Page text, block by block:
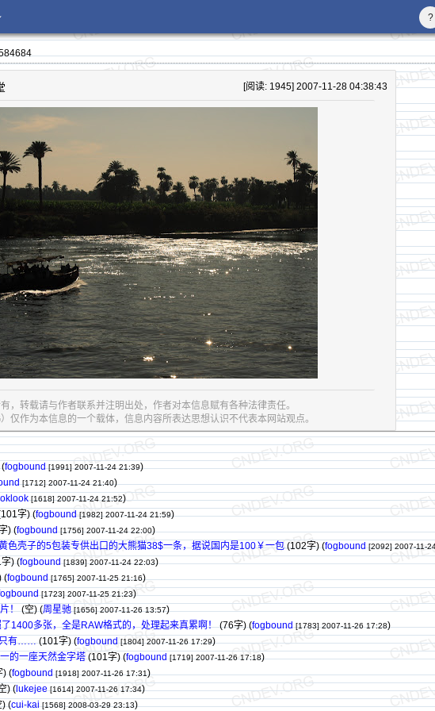
?
[阅读: 1945] 2007-11-28 04:38:43
，转载请与作者联系并注明出处，作者对本信息赋有各种法律责任。
仅作为本信息的一个载体，信息内容所表达思想认识不代表本网站观点。
(fogbound [1991] 2007-11-24 21:39)
[1712] 2007-11-24 21:40)
[1618] 2007-11-24 21:52)
字)(fogbound [1982] 2007-11-24 21:59)
)(fogbound [1756] 2007-11-24 22:00)
色壳子的5包装专供出口的大熊猫38$一条，据说国内是100￥一包 (102字)(fogbound [2092] 2007-11-
)(fogbound [1839] 2007-11-24 22:03)
(fogbound [1765] 2007-11-25 21:16)
[1723] 2007-11-25 21:23)
！(空) (周星驰 [1656] 2007-11-26 13:57)
1400多张，全是RAW格式的，处理起来真累啊！ (76字)(fogbound [1783] 2007-11-26 17:28)
只有…… (101字)(fogbound [1804] 2007-11-26 17:29)
的一座天然金字塔 (101字)(fogbound [1719] 2007-11-26 17:18)
)(fogbound [1918] 2007-11-26 17:31)
) (lukejee [1614] 2007-11-26 17:34)
(cui-kai [1568] 2008-03-29 23:13)